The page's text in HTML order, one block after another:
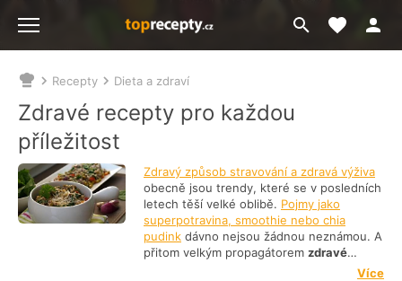
Přejít
na
Moje
Nacházíte
se
zde:
Recepty Dieta a zdraví
Zdravé recepty pro každou
příležitost
Zdravý způsob stravování a zdravá výživa
obecně jsou trendy, které se v posledních
letech těší velké oblibě. Pojmy jako
superpotravina, smoothie nebo chia
pudink dávno nejsou žádnou neznámou. A
přitom velkým propagátorem zdravé
slavnýVíce